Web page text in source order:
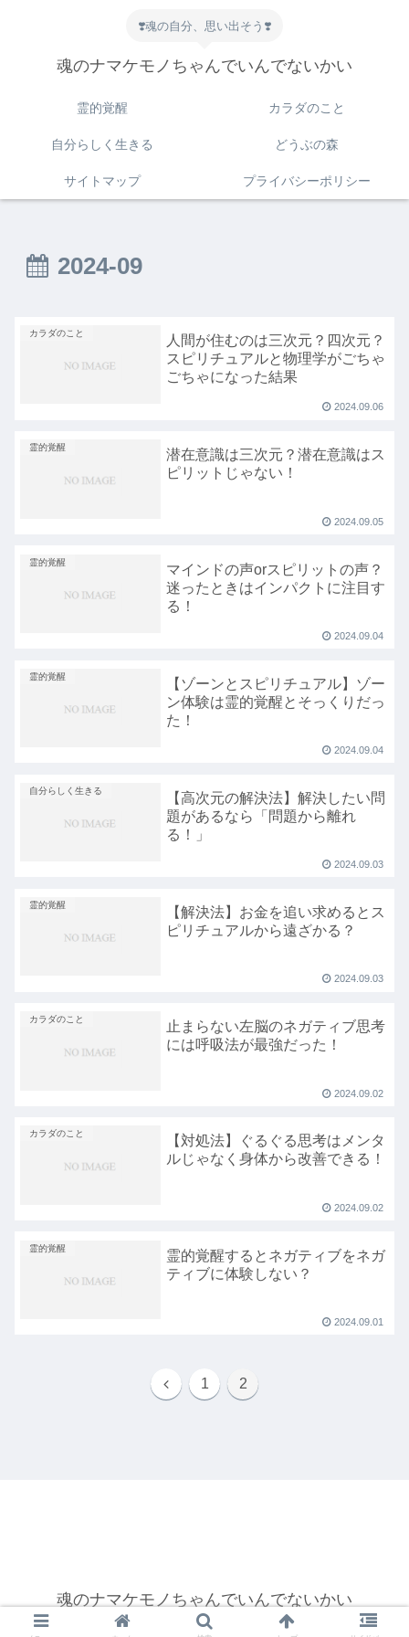
❣️魂の自分、思い出そう❣️
魂のナマケモノちゃんでいんでないかい
霊的覚醒 カラダのこと
自分らしく生きる どうぶの森
サイトマップ プライバシーポリシー
2024-09
カラダのこと
人間が住むのは三次元？四次元？
スピリチュアルと物理学がごちゃ
ごちゃになった結果
2024.09.06
霊的覚醒
潜在意識は三次元？潜在意識はス
ピリットじゃない！
2024.09.05
霊的覚醒
マインドの声orスピリットの声？
迷ったときはインパクトに注目す
る！
2024.09.04
霊的覚醒
【ゾーンとスピリチュアル】ゾー
ン体験は霊的覚醒とそっくりだっ
た！
2024.09.04
自分らしく生きる
【高次元の解決法】解決したい問
題があるなら「問題から離れ
る！」
2024.09.03
霊的覚醒
【解決法】お金を追い求めるとス
ピリチュアルから遠ざかる？
2024.09.03
カラダのこと
止まらない左脳のネガティブ思考
には呼吸法が最強だった！
2024.09.02
カラダのこと
【対処法】ぐるぐる思考はメンタ
ルじゃなく身体から改善できる！
2024.09.02
霊的覚醒
霊的覚醒するとネガティブをネガ
ティブに体験しない？
2024.09.01
前
1 2
魂のナマケモノちゃんでいんでないかい
© 2022 魂のナマケモノちゃんでいんでないかい.